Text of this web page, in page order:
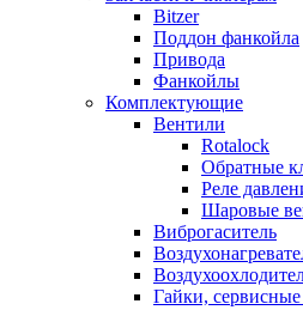
Bitzer
Поддон фанкойла
Привода
Фанкойлы
Комплектующие
Вентили
Rotalock
Обратные
Реле
Шаровые
Виброгаситель
Гайки,